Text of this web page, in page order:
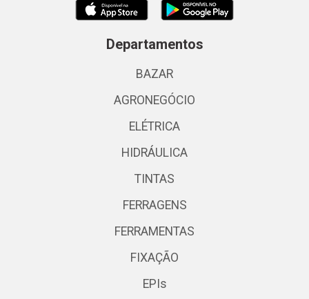
Departamentos
BAZAR
AGRONEGÓCIO
ELÉTRICA
HIDRÁULICA
TINTAS
FERRAGENS
FERRAMENTAS
FIXAÇÃO
EPIs